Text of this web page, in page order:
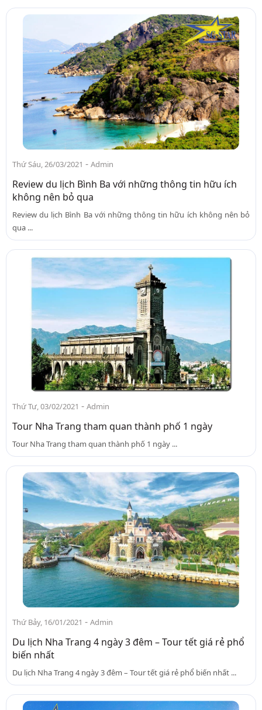
Thứ Sáu, 26/03/2021 - Admin
Review du lịch Bình Ba với những thông tin hữu ích
không nên bỏ qua
Review du lịch Bình Ba với những thông tin hữu ích không nên bỏ
qua ...
Thứ Tư, 03/02/2021 - Admin
Tour Nha Trang tham quan thành phố 1 ngày
Tour Nha Trang tham quan thành phố 1 ngày ...
Thứ Bảy, 16/01/2021 - Admin
Du lịch Nha Trang 4 ngày 3 đêm – Tour tết giá rẻ phổ
biến nhất
Du lịch Nha Trang 4 ngày 3 đêm – Tour tết giá rẻ phổ biến nhất ...